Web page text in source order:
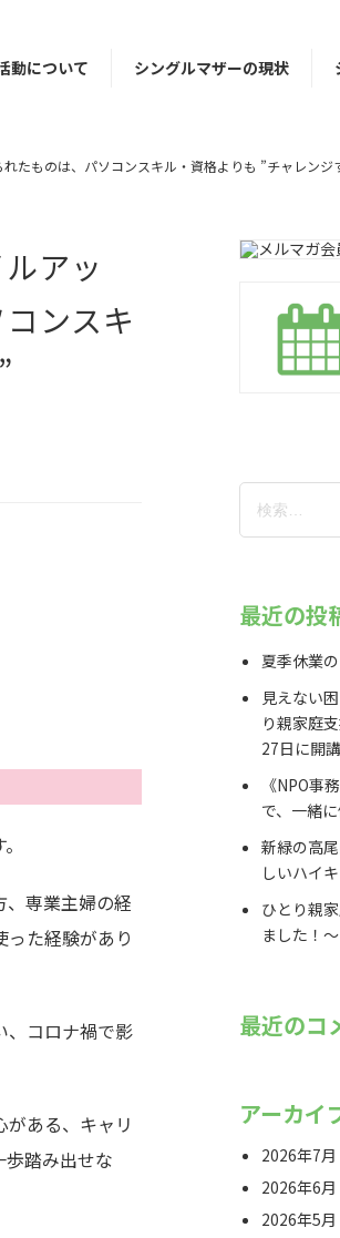
動について シングルマザーの現状
たものは、パソコンスキル・資格よりも ”チャレンジ
アッ
ンスキ
専業主婦の経
た経験があり
、コロナ禍で影
ある、キャリ
踏み出せな
最近の投
夏季休業
見えない
り親家庭
27日に開講
《NPO事
で、一緒
新緑の高
しいハイ
ひとり親
ました！
最近のコ
アーカイ
2026年7月
2026年6月
2026年5月